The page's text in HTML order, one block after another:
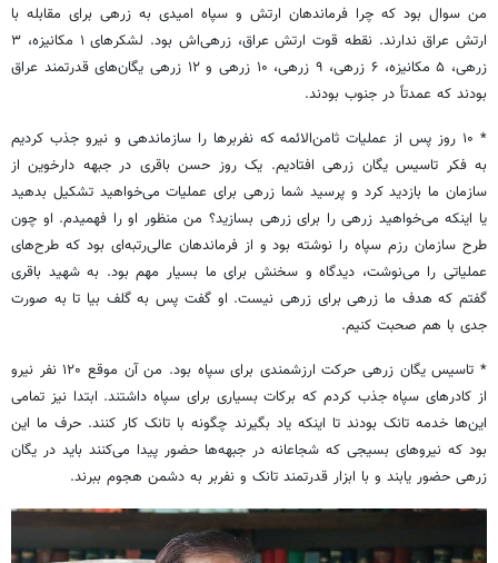
من سوال بود که چرا فرماندهان ارتش و سپاه امیدی به زرهی برای مقابله با
ارتش عراق ندارند. نقطه قوت ارتش عراق، زرهی‌اش بود. لشکرهای ۱ مکانیزه، ۳
زرهی، ۵ مکانیزه، ۶ زرهی، ۹ زرهی، ۱۰ زرهی و ۱۲ زرهی یگان‌های قدرتمند عراق
بودند که عمدتاً در جنوب بودند.
* ۱۰ روز پس از عملیات ثامن‌الائمه که نفربرها را سازماندهی و نیرو جذب کردیم
به فکر تاسیس یگان زرهی افتادیم. یک روز حسن باقری در جبهه دارخوین از
سازمان ما بازدید کرد و پرسید شما زرهی برای عملیات می‌خواهید تشکیل بدهید
یا اینکه می‌خواهید زرهی را برای زرهی بسازید؟ من منظور او را فهمیدم. او چون
طرح سازمان رزم سپاه را نوشته بود و از فرماندهان عالی‌رتبه‌ای بود که طرح‌های
عملیاتی را می‌نوشت، دیدگاه و سخنش برای ما بسیار مهم بود. به شهید باقری
گفتم که هدف ما زرهی برای زرهی نیست. او گفت پس به گلف بیا تا به صورت
جدی با هم صحبت کنیم.
* تاسیس یگان زرهی حرکت ارزشمندی برای سپاه بود. من آن موقع ۱۲۰ نفر نیرو
از کادرهای سپاه جذب کردم که برکات بسیاری برای سپاه داشتند. ابتدا نیز تمامی
این‌ها خدمه تانک بودند تا اینکه یاد بگیرند چگونه با تانک کار کنند. حرف ما این
بود که نیروهای بسیجی که شجاعانه در جبهه‌ها حضور پیدا می‌کنند باید در یگان
زرهی حضور یابند و با ابزار قدرتمند تانک و نفربر به دشمن هجوم ببرند.